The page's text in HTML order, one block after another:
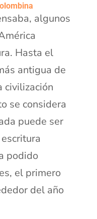
algunos
Hasta el
antigua de
civilización
se considera
puede ser
podido
el primero
del año